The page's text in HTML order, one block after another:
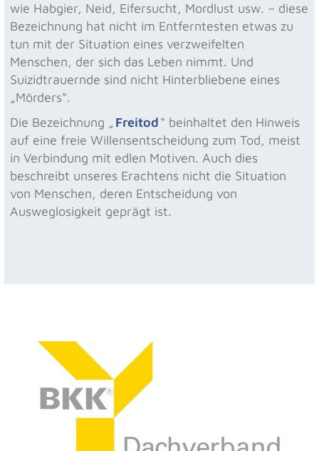
wie Habgier, Neid, Eifersucht, Mordlust usw. – diese
Bezeichnung hat nicht im Entferntesten etwas zu
tun mit der Situation eines verzweifelten
Menschen, der sich das Leben nimmt. Und
Suizidtrauernde sind nicht Hinterbliebene eines
„Mörders“.
Die Bezeichnung „Freitod“ beinhaltet den Hinweis
auf eine freie Willensentscheidung zum Tod, meist
in Verbindung mit edlen Motiven. Auch dies
beschreibt unseres Erachtens nicht die Situation
von Menschen, deren Entscheidung von
Ausweglosigkeit geprägt ist.